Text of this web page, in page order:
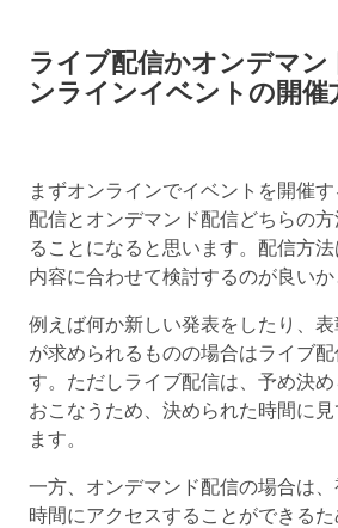
ライブ配信かオンデマン
ンラインイベントの開催
まずオンラインでイベントを開催
配信とオンデマンド配信どちらの
ることになると思います。配信方
内容に合わせて検討するのが良いか
例えば何か新しい発表をしたり、
が求められるものの場合はライブ
す。ただしライブ配信は、予め決
おこなうため、決められた時間に
ます。
一方、オンデマンド配信の場合は
時間にアクセスすることができる